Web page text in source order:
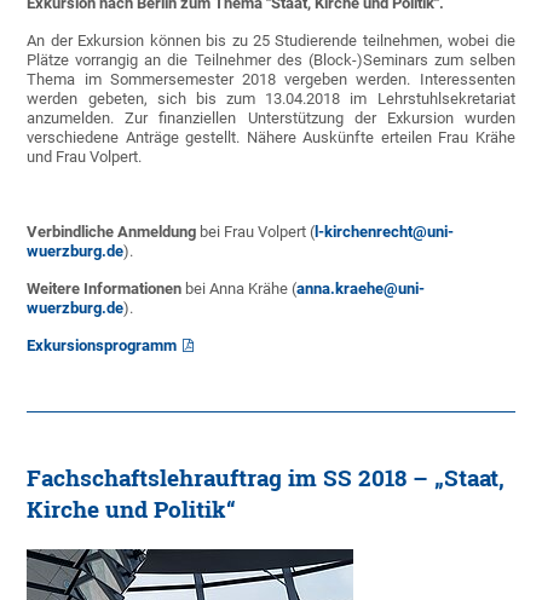
An der Exkursion können bis zu 25 Studierende teilnehmen, wobei die
Plätze vorrangig an die Teilnehmer des (Block-)Seminars zum selben
Thema im Sommersemester 2018 vergeben werden. Interessenten
werden gebeten, sich bis zum 13.04.2018 im Lehrstuhlsekretariat
anzumelden. Zur finanziellen Unterstützung der Exkursion wurden
verschiedene Anträge gestellt. Nähere Auskünfte erteilen Frau Krähe
und Frau Volpert.
Verbindliche Anmeldung bei Frau Volpert ( l-kirchenrecht@uni-
wuerzburg.de).
Weitere Informationen bei Anna Krähe (anna.kraehe@uni-
wuerzburg.de).
Exkursionsprogramm
Fachschaftslehrauftrag im SS 2018 – „Staat,
Kirche und Politik“